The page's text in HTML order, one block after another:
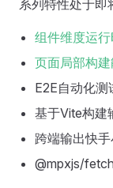
系列特性处于即
组件维度运
页面局部构建
E2E自动化测
基于Vite构建
跨端输出快
@mpxjs/